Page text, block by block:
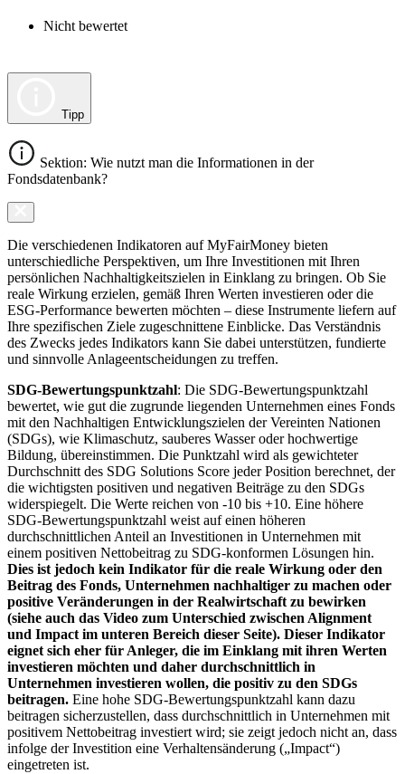
Nicht bewertet
Tipp
Sektion: Wie nutzt man die Informationen in der
Fondsdatenbank?
Die verschiedenen Indikatoren auf MyFairMoney bieten
unterschiedliche Perspektiven, um Ihre Investitionen mit Ihren
persönlichen Nachhaltigkeitszielen in Einklang zu bringen. Ob Sie
reale Wirkung erzielen, gemäß Ihren Werten investieren oder die
ESG-Performance bewerten möchten – diese Instrumente liefern auf
Ihre spezifischen Ziele zugeschnittene Einblicke. Das Verständnis
des Zwecks jedes Indikators kann Sie dabei unterstützen, fundierte
und sinnvolle Anlageentscheidungen zu treffen.
SDG-Bewertungspunktzahl: Die SDG-Bewertungspunktzahl
bewertet, wie gut die zugrunde liegenden Unternehmen eines Fonds
mit den Nachhaltigen Entwicklungszielen der Vereinten Nationen
(SDGs), wie Klimaschutz, sauberes Wasser oder hochwertige
Bildung, übereinstimmen. Die Punktzahl wird als gewichteter
Durchschnitt des SDG Solutions Score jeder Position berechnet, der
die wichtigsten positiven und negativen Beiträge zu den SDGs
widerspiegelt. Die Werte reichen von -10 bis +10. Eine höhere
SDG-Bewertungspunktzahl weist auf einen höheren
durchschnittlichen Anteil an Investitionen in Unternehmen mit
einem positiven Nettobeitrag zu SDG-konformen Lösungen hin.
Dies ist jedoch kein Indikator für die reale Wirkung oder den
Beitrag des Fonds, Unternehmen nachhaltiger zu machen oder
positive Veränderungen in der Realwirtschaft zu bewirken
(siehe auch das Video zum Unterschied zwischen Alignment
und Impact im unteren Bereich dieser Seite). Dieser Indikator
eignet sich eher für Anleger, die im Einklang mit ihren Werten
investieren möchten und daher durchschnittlich in
Unternehmen investieren wollen, die positiv zu den SDGs
beitragen. Eine hohe SDG-Bewertungspunktzahl kann dazu
beitragen sicherzustellen, dass durchschnittlich in Unternehmen mit
positivem Nettobeitrag investiert wird; sie zeigt jedoch nicht an, dass
infolge der Investition eine Verhaltensänderung („Impact“)
eingetreten ist.